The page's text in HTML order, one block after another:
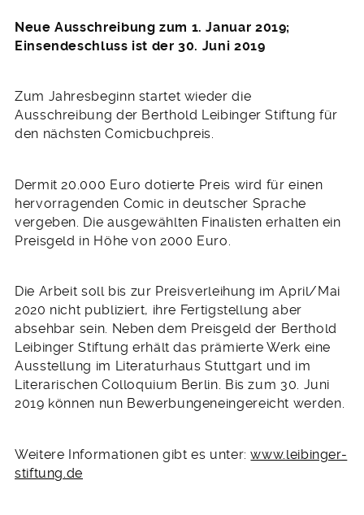
Neue Ausschreibung zum 1. Januar 2019;
Einsendeschluss ist der 30. Juni 2019
Zum Jahresbeginn startet wieder die
Ausschreibung der Berthold Leibinger Stiftung für
den nächsten Comicbuchpreis.
Dermit 20.000 Euro dotierte Preis wird für einen
hervorragenden Comic in deutscher Sprache
vergeben. Die ausgewählten Finalisten erhalten ein
Preisgeld in Höhe von 2000 Euro.
Die Arbeit soll bis zur Preisverleihung im April/Mai
2020 nicht publiziert, ihre Fertigstellung aber
absehbar sein. Neben dem Preisgeld der Berthold
Leibinger Stiftung erhält das prämierte Werk eine
Ausstellung im Literaturhaus Stuttgart und im
Literarischen Colloquium Berlin. Bis zum 30. Juni
2019 können nun Bewerbungeneingereicht werden.
Weitere Informationen gibt es unter:www.leibinger-
stiftung.de